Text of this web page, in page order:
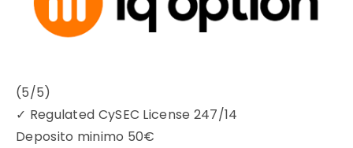
(5/5)
✓ Regulated CySEC License 247/14
Deposito minimo 50€